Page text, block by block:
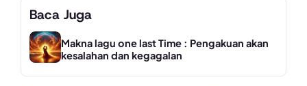
Baca Juga
Makna lagu one last Time : Pengakuan akan
kesalahan dan kegagalan